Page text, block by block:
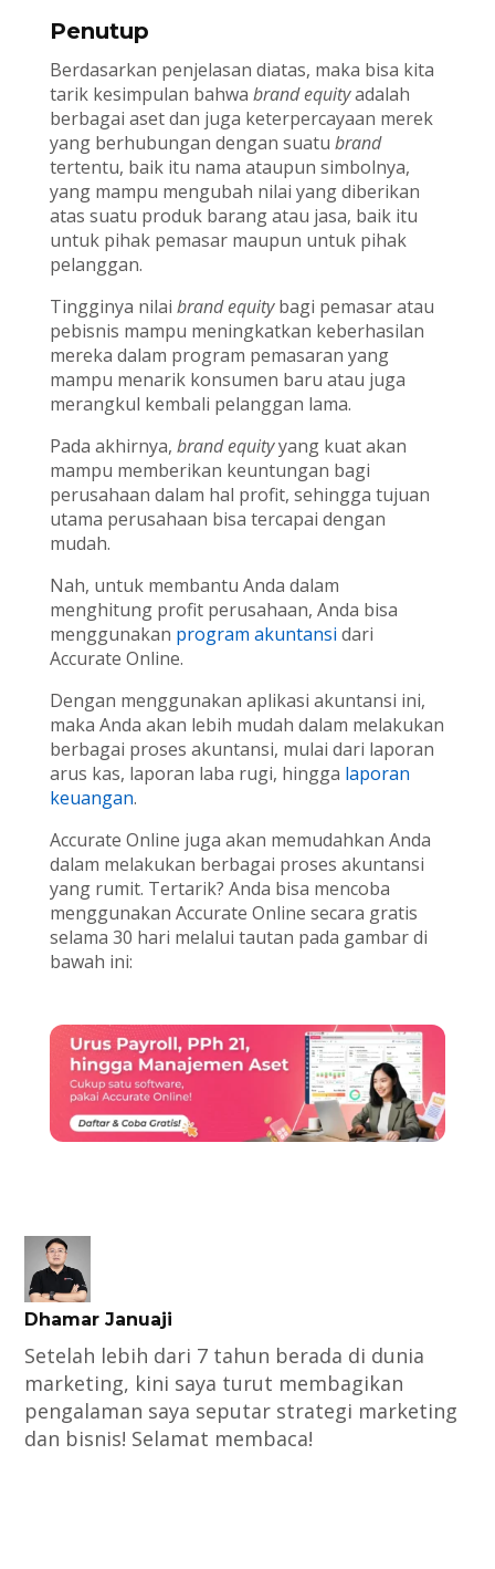
Penutup
Berdasarkan penjelasan diatas, maka bisa kita
tarik kesimpulan bahwa brand equityadalah
berbagai aset dan juga keterpercayaan merek
yang berhubungan dengan suatu brand
tertentu, baik itu nama ataupun simbolnya,
yang mampu mengubah nilai yang diberikan
atas suatu produk barang atau jasa, baik itu
untuk pihak pemasar maupun untuk pihak
pelanggan.
Tingginya nilai brand equitybagi pemasar atau
pebisnis mampu meningkatkan keberhasilan
mereka dalam program pemasaran yang
mampu menarik konsumen baru atau juga
merangkul kembali pelanggan lama.
Pada akhirnya, brand equityyang kuat akan
mampu memberikan keuntungan bagi
perusahaan dalam hal profit, sehingga tujuan
utama perusahaan bisa tercapai dengan
mudah.
Nah, untuk membantu Anda dalam
menghitung profit perusahaan, Anda bisa
menggunakan program akuntansi dari
Accurate Online.
Dengan menggunakan aplikasi akuntansi ini,
maka Anda akan lebih mudah dalam melakukan
berbagai proses akuntansi, mulai dari laporan
arus kas, laporan laba rugi, hingga laporan
keuangan.
Accurate Online juga akan memudahkan Anda
dalam melakukan berbagai proses akuntansi
yang rumit. Tertarik? Anda bisa mencoba
menggunakan Accurate Online secara gratis
selama 30 hari melalui tautan pada gambar di
bawah ini:
Dhamar Januaji
Setelah lebih dari 7 tahun berada di dunia
marketing, kini saya turut membagikan
pengalaman saya seputar strategi marketing
dan bisnis! Selamat membaca!